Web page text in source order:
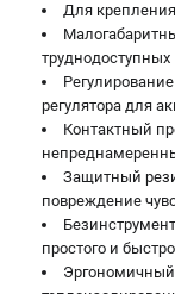
Информация
+7 (911)
Для
труднодоступных
регулятора для
Контактный
Защитный
повреждение
простого и
Эргономичный